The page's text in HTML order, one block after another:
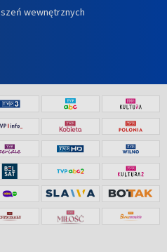
wewnętrznych